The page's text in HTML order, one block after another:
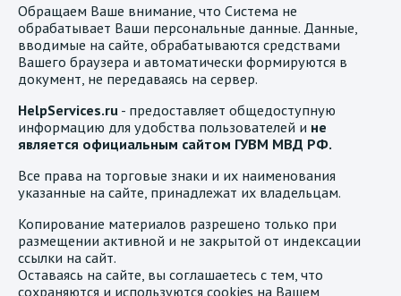
Обращаем Ваше внимание, что Система не
обрабатывает Ваши персональные данные. Данные,
вводимые на сайте, обрабатываются средствами
Вашего браузера и автоматически формируются в
документ, не передаваясь на сервер.
HelpServices.ru - предоставляет общедоступную
информацию для удобства пользователей и не
является официальным сайтом ГУВМ МВД РФ.
Все права на торговые знаки и их наименования
указанные на сайте, принадлежат их владельцам.
Копирование материалов разрешено только при
размещении активной и не закрытой от индексации
ссылки на сайт.
Оставаясь на сайте, вы соглашаетесь с тем, что
сохраняются и используются cookies на Вашем